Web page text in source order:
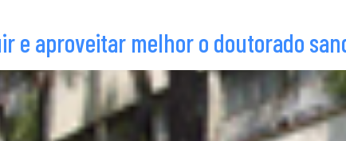
e aproveitar melhor o doutorado